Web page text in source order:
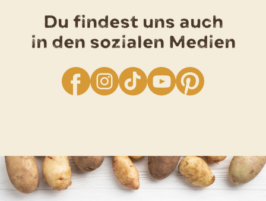
Du findest uns auch
in den sozialen Medien
facebookInstagram
TikTok YouTube